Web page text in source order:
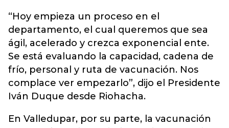
“Hoy empieza un proceso en el
departamento, el cual queremos que sea
ágil, acelerado y crezca exponencial ente.
Se está evaluando la capacidad, cadena de
frío, personal y ruta de vacunación. Nos
complace ver empezarlo”, dijo el Presidente
Iván Duque desde Riohacha.
En Valledupar, por su parte, la vacunación